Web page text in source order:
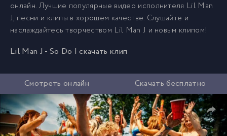
онлайн. Лучшие популярные видео исполнителя Lil Man
J, песни и клипы в хорошем качестве. Слушайте и
наслаждайтесь творчеством Lil Man J и новым клипом!
Lil Man J - So Do I скачать клип
Смотреть онлайн Скачать бесплатно